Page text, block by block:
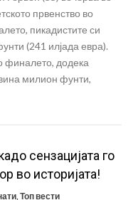
првенство во
пикадистите си
(241 илјада евра).
финалето, додека
милион фунти,
сензацијата го
во историјата!
, Топ вести